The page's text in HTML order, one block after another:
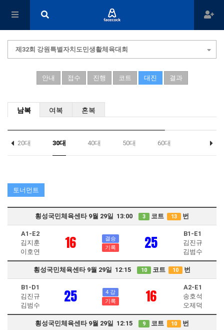
제32회 강원특별자치도민생활체육대회
안내 접수 진행 코트 대진 결과
남복 여복 혼복
20대 30대 40대 50대 60대
토너먼트
횡성국민체육센타 9월 29일 13:00 3 코트 13 번
A1-E2
김지훈
이호연
16
결승
기록
25
B1-E1
김진규
김범수
횡성국민체육센타 9월 29일 12:15 10 코트 10 번
B1-D1
김진규
김범수
25
4 강
기록
16
A2-E1
송호석
오제덕
횡성국민체육센타 9월 29일 12:15 9 코트 10 번